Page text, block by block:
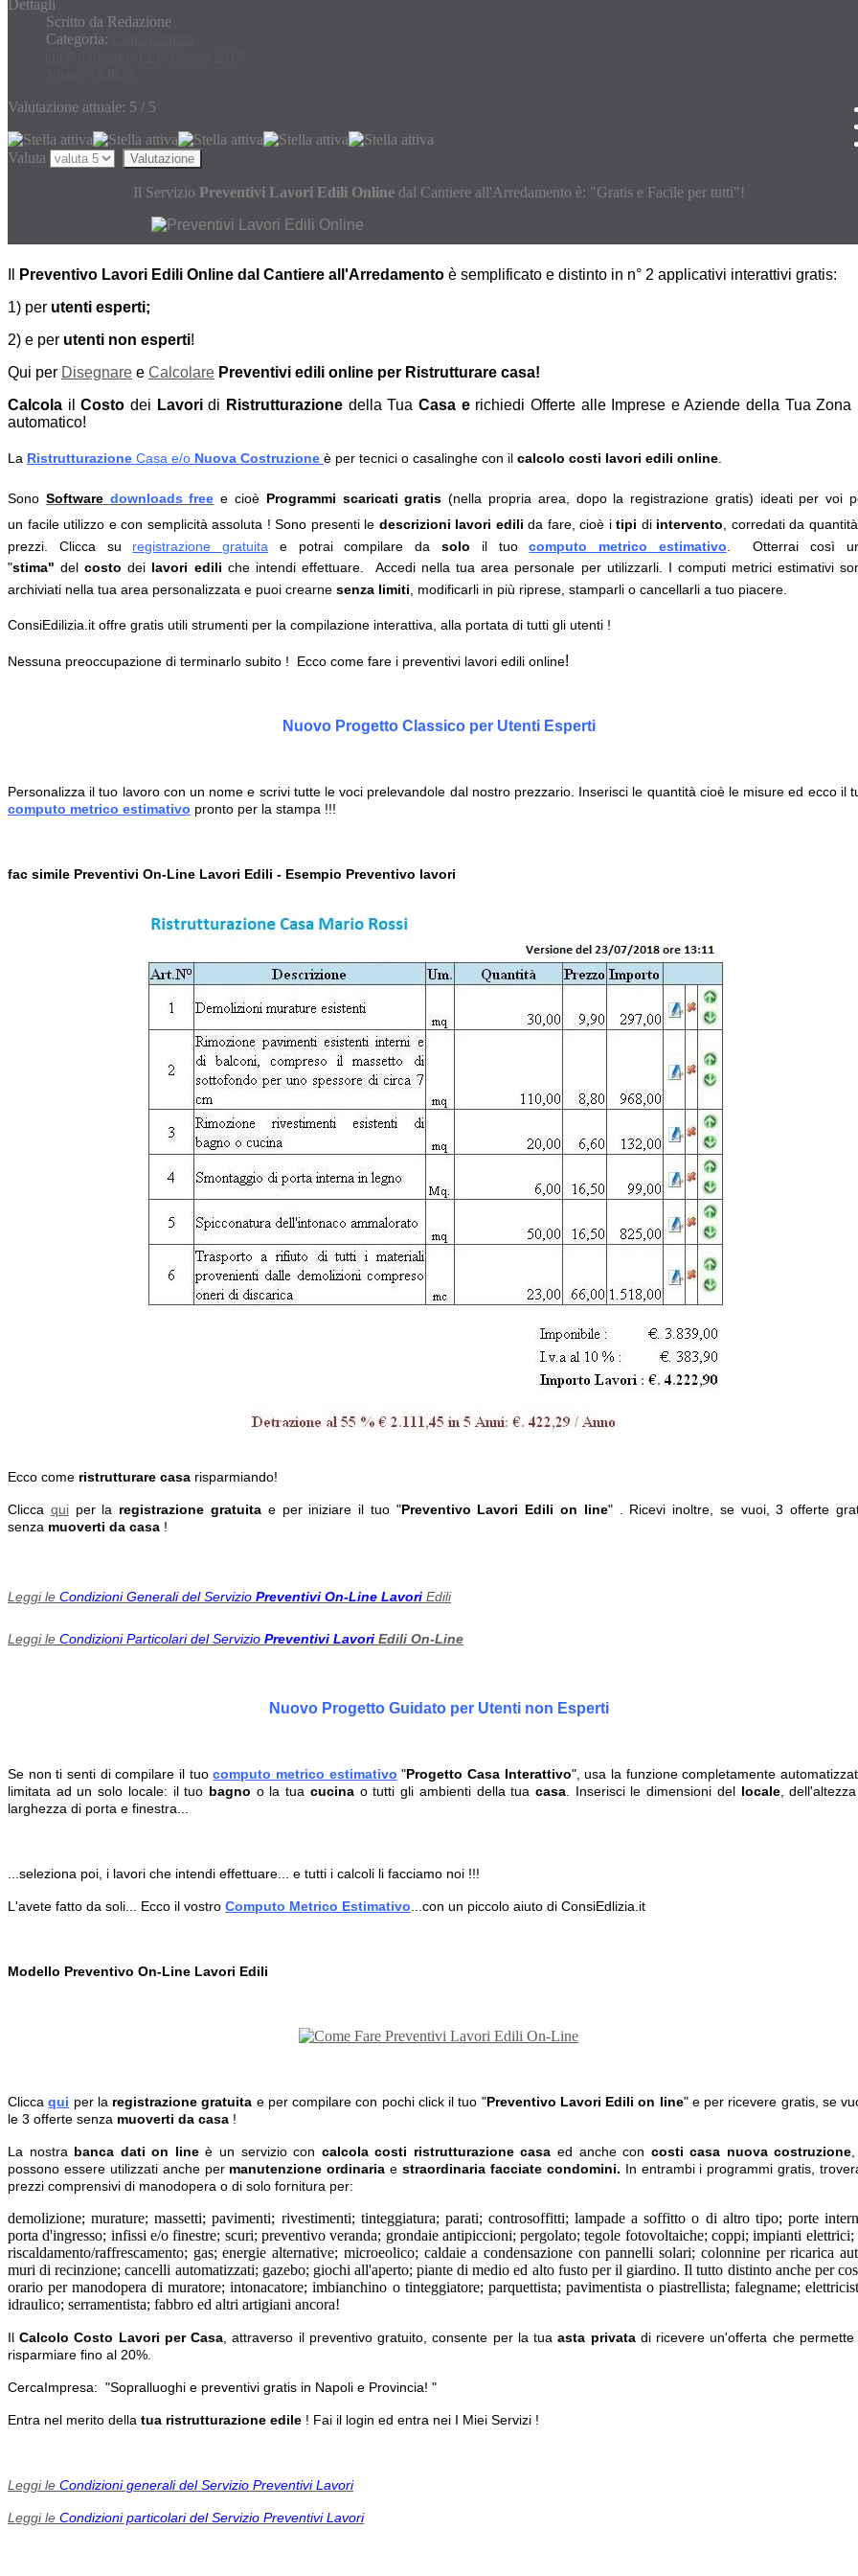
Dettagli
Scritto da Redazione
Categoria:
Valutazione attuale: 5 / 5
Valuta
Il Servizio Preventivi Lavori Edili Onlinedal Cantiere all'Arredamento è: "Gratis e Facile per tutti"!
Preventivo Lavori Edili Online dal Cantiere all'Arredamento è semplificato e distinto in n° 2 applicativi interattivi gratis:
1) per utenti esperti;
2) e per utenti non esperti!
Qui per Disegnare e Calcolare Preventivi edili online per Ristrutturare casa!
Calcola ilCosto dei Lavoridi Ristrutturazionedella Tua Casa e richiedi Offerte alle Imprese e Aziende della Tua Zona
automatico!
La Ristrutturazione Casa e/o Nuova Costruzione è per tecnici o casalinghe con il calcolo costi lavori edili online
Sono Software downloads free e cioè Programmi scaricati gratis (nella propria area, dopo la registrazione gratis) ideati per voi
un facile utilizzo e con semplicità assoluta ! Sono presenti le descrizioni lavori edili da fare, cioè i tipi di intervento , corredati da
prezzi. Clicca su registrazione gratuita e potraicompilare dasolo il tuocomputo metrico estimativo
Otterrai così
"stima" delcosto dei lavori edili che intendi effettuare. Accedi nella tua area personale per utilizzarli. I computi metrici estimativi
archiviati nella tua area personalizzata e puoi crearne senza limiti , modificarli in più riprese, stamparli o cancellarli a tuo piacere.
ConsiEdilizia.it offre gratis utili strumenti per la compilazione interattiva, alla portata di tutti gli utenti !
Nessuna preoccupazione di terminarlo subito ! Ecco come fare i preventivi lavori edili online!
Nuovo Progetto Classico per Utenti Esperti
Personalizza il tuo lavoro con un nome e scrivi tutte le voci prelevandole dal nostro prezzario. Inserisci le quantità cioè le misure ed ecco il
computo metrico estimativo pronto per la stampa !!!
fac simile Preventivi On-Line Lavori Edili - Esempio Preventivo lavori
Ecco come ristrutturare casa risparmiando!
Clicca quiper la registrazione gratuitae per iniziare il tuo "Preventivo Lavori Edili on line" . Ricevi inoltre, se vuoi, 3 offerte
senza muoverti da casa !
Leggi le Condizioni Generali del Servizio Preventivi On-Line Lavori Edili
Leggi le Condizioni Particolari del Servizio Preventivi Lavori Edili On-Line
Nuovo Progetto Guidato per Utenti non Esperti
Se non ti senti di compilare il tuo computo metrico estimativo "Progetto Casa Interattivo", usa la funzione completamente
limitata ad un solo locale: il tuo bagno o la tua cucinao tutti gli ambienti della tua casa. Inserisci le dimensioni del locale,
larghezza di porta e finestra...
...seleziona poi, i lavori che intendi effettuare... e tutti i calcoli li facciamo noi !!!
L'avete fatto da soli... Ecco il vostro Computo Metrico Estimativo ...con un piccolo aiuto di ConsiEdlizia.it
Modello Preventivo On-Line Lavori Edili
Cliccaqui per la registrazione gratuita e per compilare con pochi click il tuo "Preventivo Lavori Edili on line" e per ricevere gratis, se
le 3 offerte senza muoverti da casa !
La nostra banca dati on lineè un servizio con calcola costi ristrutturazione casa ed anche con costi casa nuova costruzione
possono essere utilizzati anche permanutenzione ordinariae straordinaria facciate condomini. In entrambi i programmi gratis,
prezzi comprensivi di manodopera o di solo fornitura per:
demolizione; murature; massetti; pavimenti; rivestimenti; tinteggiatura; parati; controsoffitti; lampade a soffitto o di altro tipo; porte
porta d'ingresso; infissi e/o finestre; scuri; preventivo veranda; grondaie antipiccioni; pergolato; tegole fotovoltaiche; coppi; impianti elettrici;
riscaldamento/raffrescamento; gas; energie alternative; microeolico; caldaie a condensazione con pannelli solari; colonnine per ricarica
muri di recinzione; cancelli automatizzati; gazebo; giochi all'aperto; piante di medio ed alto fusto per il giardino. Il tutto distinto anche per
orario per manodopera di muratore; intonacatore; imbianchino o tinteggiatore; parquettista; pavimentista o piastrellista; falegname;
idraulico; serramentista; fabbro ed altri artigiani ancora!
IlCalcolo Costo Lavori per Casa , attraverso il preventivo gratuito, consente per la tuaasta privata di ricevere un'offerta che permette
risparmiare fino al 20%.
CercaImpresa: "Sopralluoghi e preventivi gratis in Napoli e Provincia! "
Entra nel merito della tua ristrutturazione edile ! Fai il login ed entra nei I Miei Servizi !
Leggi le Condizioni generali del Servizio Preventivi Lavori
Leggi le Condizioni particolari del Servizio Preventivi Lavori